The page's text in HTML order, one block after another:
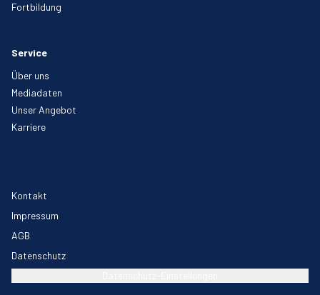
Fortbildung
Service
Über uns
Mediadaten
Unser Angebot
Karriere
Kontakt
Impressum
AGB
Datenschutz